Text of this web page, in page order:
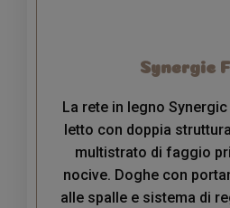
Synergic
La rete in legno
letto con doppia
multistrato di faggio
nocive. Doghe con
alle spalle e sistema di